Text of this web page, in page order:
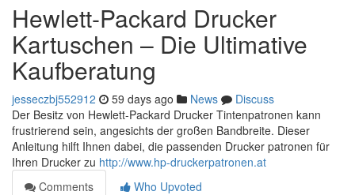
Hewlett-Packard Drucker
Kartuschen – Die Ultimative
Kaufberatung
jesseczbj552912 59 days ago News
Discuss
Der Besitz von Hewlett-Packard Drucker Tintenpatronen kann
frustrierend sein, angesichts der großen Bandbreite. Dieser
Anleitung hilft Ihnen dabei, die passenden Drucker patronen für
Ihren Drucker zu http://www.hp-druckerpatronen.at
Comments
Who Upvoted